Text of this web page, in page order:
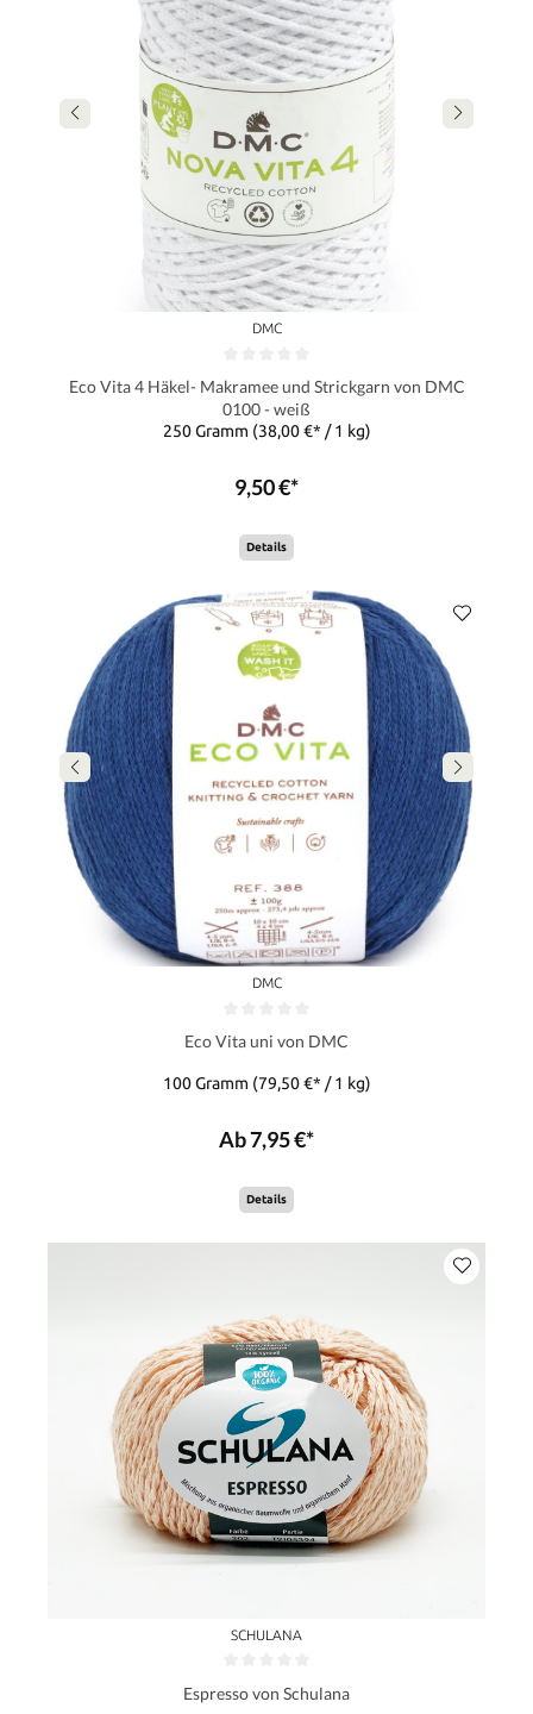
DMC
Eco Vita 4 Häkel- Makramee und Strickgarn von DMC
0100 - weiß
250 Gramm (38,00 €* / 1 kg)
9,50 €*
Details
DMC
Eco Vita uni von DMC
100 Gramm (79,50 €* / 1 kg)
Ab 7,95 €*
Details
SCHULANA
Espresso von Schulana